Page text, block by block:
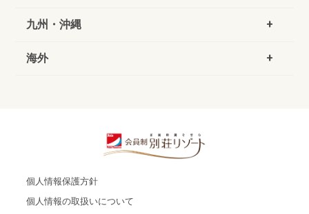
九州・沖縄
海外
個人情報保護方針
個人情報の取扱いについて